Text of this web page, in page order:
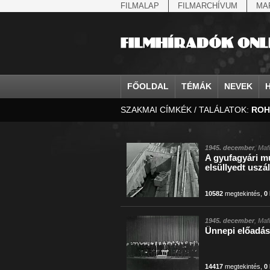
FILMALAP FILMARCHÍVUM
FŐOLDAL TÉMÁK NEVEK
agrárium
államfő
államosítás
Állatkert
állatvilág
amerikai
Anschluss
antant
antant
IV. Béla, magyar királ...
Aarons-Hughes, Ruth
Abe Nobuyuki
Aczél György
Aczél Ilona
Ádám Zoltán
Ady Endre
Agárdi Gábor
Ágotai Géza, dr.
Aarau
Abapuszta
Abony
Ácsteszér
Addisz-Abeba
Adony
Adua
Afrika
SZAKMAI CÍMKÉK / TALÁLATOK:
1945. december,
A gyufagyári
elsüllyedt
10582megtekintés 0
1945. december,
Ünnepi
14417megtekintés 0